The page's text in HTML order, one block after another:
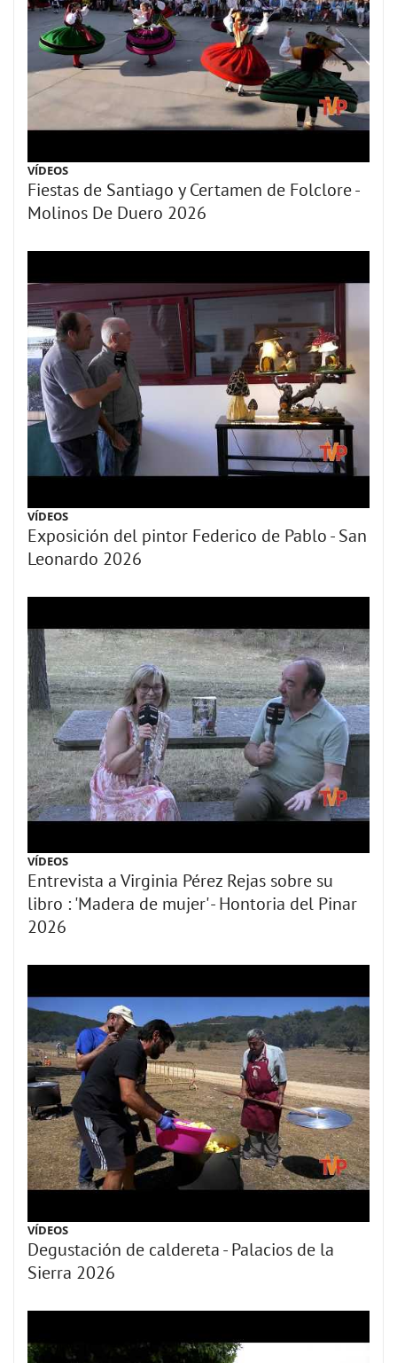
VÍDEOS
Fiestas de Santiago y Certamen de Folclore -
Molinos De Duero 2026
VÍDEOS
Exposición del pintor Federico de Pablo - San
Leonardo 2026
VÍDEOS
Entrevista a Virginia Pérez Rejas sobre su
libro : 'Madera de mujer' - Hontoria del Pinar
2026
VÍDEOS
Degustación de caldereta - Palacios de la
Sierra 2026